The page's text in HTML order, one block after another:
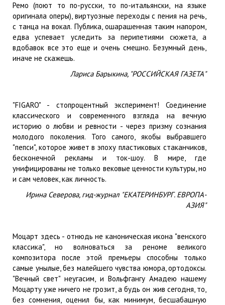
Ремо (поют то по-русски, то по-итальянски, на языке
оригинала оперы), виртуозные переходы с пения на речь,
с танца на вокал. Публика, ошарашенная таким напором,
едва успевает уследить за перипетиями сюжета, а
вдобавок все это еще и очень смешно. Безумный день,
иначе не скажешь.
Лариса Барыкина, "РОССИЙСКАЯ ГАЗЕТА"
"FIGARO" - стопроцентный эксперимент! Соединение
классического и современного взгляда на вечную
историю о любви и ревности - через призму сознания
молодого поколения. Того самого, якобы выбравшего
"пепси", которое живет в эпоху пластиковых стаканчиков,
бесконечной рекламы и ток-шоу. В мире, где
унифицированы не только вековые ценности культуры, но
и сам человек, как личность.
Ирина Северова, гид-журнал "ЕКАТЕРИНБУРГ. ЕВРОПА-
АЗИЯ"
Моцарт здесь - отнюдь не каноническая икона "венского
классика", но волноваться за реноме великого
композитора после этой премьеры способны только
самые унылые, без малейшего чувства юмора, ортодоксы.
"Вечный свет" неугасим, и Вольфгангу Амадею нашему
Моцарту уже ничего не грозит, а будь он жив сегодня, то,
без сомнения, оценил бы, как минимум, бесшабашную